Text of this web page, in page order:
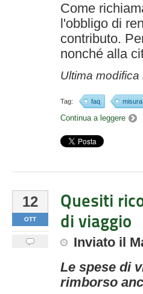
Come
l'obbligo di
contributo.
nonché alla
Ultima modifica
Tag: faq
Continua a leggere
12
OTT
Quesiti
di viaggio
Inviato il
Le spese di
rimborso